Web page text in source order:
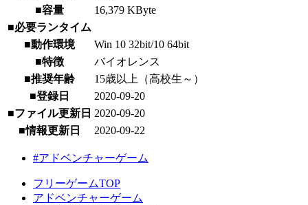
■容量
16,379 KByte
■必要ランタイム
■動作環境
Win 10 32bit/10 64bit
■特徴
バイオレンス
■推奨年齢
15歳以上（高校生～）
■登録日
2020-09-20
■ファイル更新日 2020-09-20
■情報更新日
2020-09-22
#アドベンチャーゲーム
フリーゲームTOP
アドベンチャーゲーム